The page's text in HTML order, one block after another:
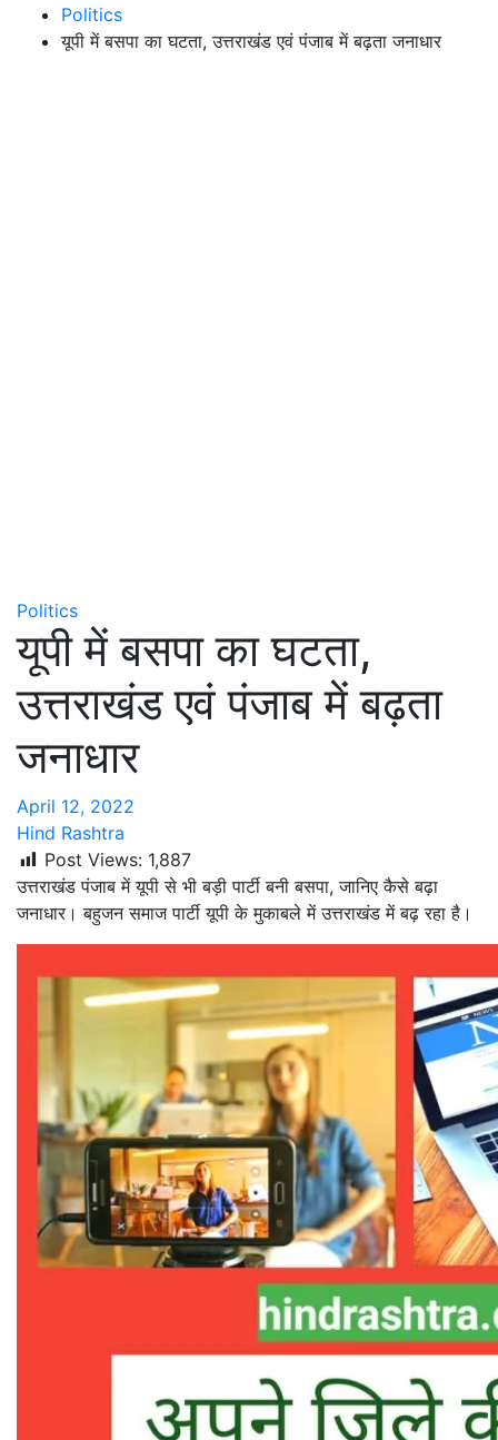
Politics
यूपी में बसपा का घटता, उत्तराखंड एवं पंजाब में बढ़ता जनाधार
Politics
यूपी में बसपा का घटता,
उत्तराखंड एवं पंजाब में बढ़ता
जनाधार
April 12, 2022
Hind Rashtra
Post Views: 1,887
उत्तराखंड पंजाब में यूपी से भी बड़ी पार्टी बनी बसपा, जानिए कैसे बढ़ा
जनाधार। बहुजन समाज पार्टी यूपी के मुकाबले में उत्तराखंड में बढ़ रहा है।